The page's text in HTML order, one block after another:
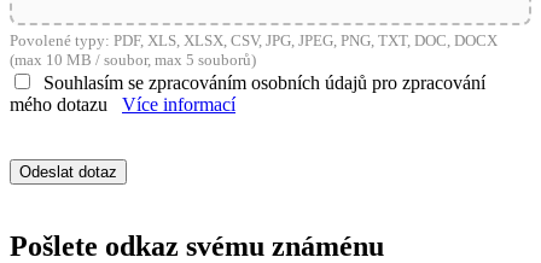
Povolené typy: PDF, XLS, XLSX, CSV, JPG, JPEG, PNG, TXT, DOC, DOCX
(max 10 MB / soubor, max 5 souborů)
Souhlasím se zpracováním osobních údajů pro zpracování
mého dotazu
Více informací
Pošlete odkaz svému známénu